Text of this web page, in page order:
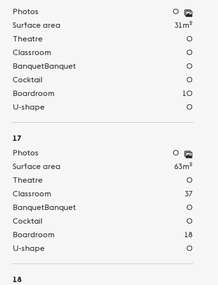
Photos
0
Surface area
31m2
Theatre
0
Classroom
0
BanquetBanquet
0
Cocktail
0
Boardroom
10
U-shape
0
17
Photos
0
Surface area
63m2
Theatre
0
Classroom
37
BanquetBanquet
0
Cocktail
0
Boardroom
18
U-shape
0
18